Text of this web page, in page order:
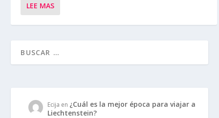
LEE MAS
Ecija en ¿Cuál es la mejor época para viajar a
Liechtenstein?